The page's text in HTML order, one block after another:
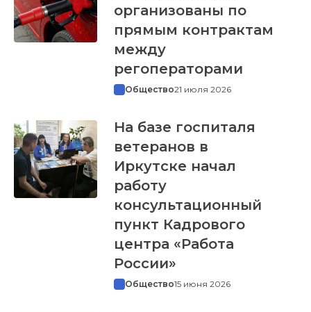
организованы по
прямым контрактам
между
регоператорами
Общество21 июля 2026
На базе госпиталя
ветеранов в
Иркутске начал
работу
консультационный
пункт Кадрового
центра «Работа
России»
Общество15 июня 2026